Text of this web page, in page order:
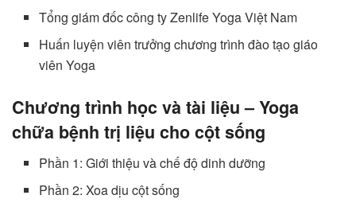
Tổng giám đốc công ty Zenlife Yoga Việt Nam
Huấn luyện viên trưởng chương trình đào tạo giáo
viên Yoga
Chương trình học và tài liệu – Yoga
chữa bệnh trị liệu cho cột sống
Phần 1: Giới thiệu và chế độ dinh dưỡng
Phần 2: Xoa dịu cột sống